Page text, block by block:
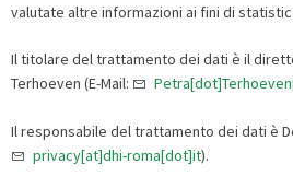
valutate altre informazioni ai fini di
Il titolare del trattamento dei dati è il
Terhoeven (E-Mail:
Il responsabile del trattamento dei dati è
privacy[at]dhi-roma[dot]it).